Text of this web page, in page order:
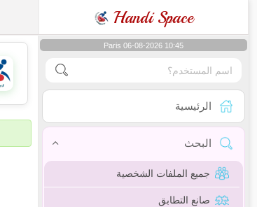
Handi Space
Paris 06-08-2026 10:45
الرئيسية
البحث
جميع الملفات الشخصية
صانع التطابق